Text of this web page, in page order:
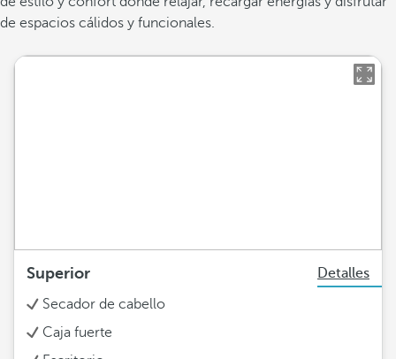
de espacios cálidos y funcionales.
Superior
Detalles
Secador de cabello
Caja fuerte